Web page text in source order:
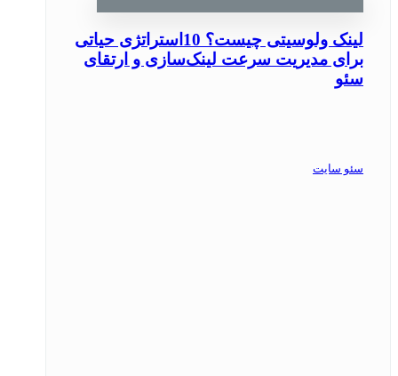
لینک ولوسیتی چیست؟ 10استراتژی حیاتی
برای مدیریت سرعت لینک‌سازی و ارتقای
سئو
سئو سایت